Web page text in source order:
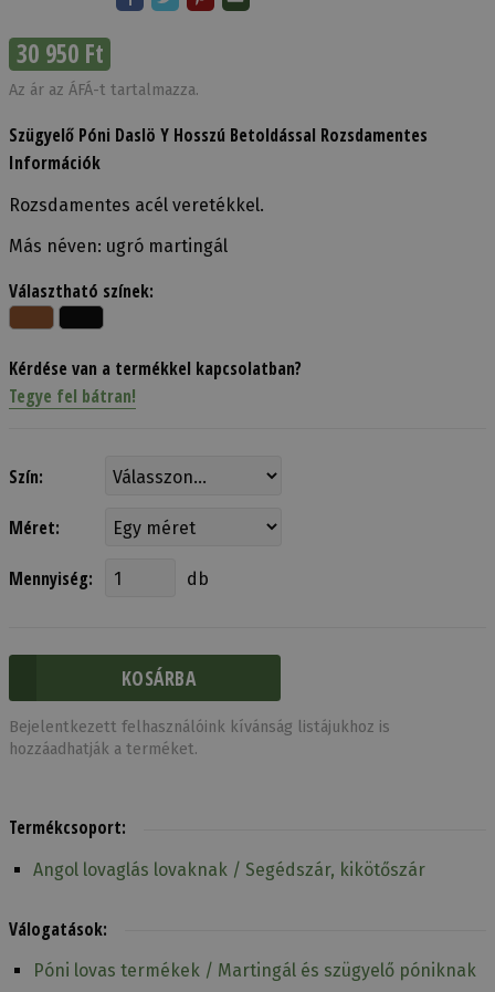
30 950 Ft
Az ár az ÁFÁ-t tartalmazza.
Szügyelő Póni Daslö Y Hosszú Betoldással Rozsdamentes
Információk
Rozsdamentes acél veretékkel.
Más néven: ugró martingál
Választható színek:
Kérdése van a termékkel kapcsolatban?
Tegye fel bátran!
Szín:
Méret:
Mennyiség: db
Bejelentkezett felhasználóink kívánság listájukhoz is
hozzáadhatják a terméket.
Termékcsoport:
Angol lovaglás lovaknak / Segédszár, kikötőszár
Válogatások:
Póni lovas termékek / Martingál és szügyelő póniknak